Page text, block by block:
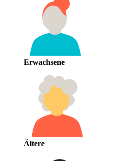
Erwachsene
Ältere